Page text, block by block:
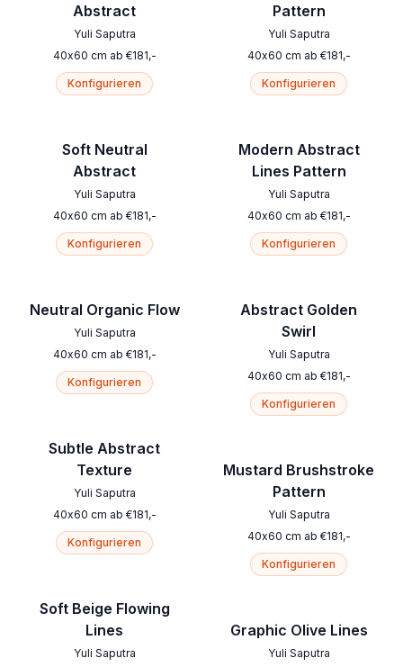
Abstract
Yuli Saputra
40x60 cm ab €181,-
Konfigurieren
Soft Neutral
Abstract
Yuli Saputra
40x60 cm ab €181,-
Konfigurieren
Neutral Organic Flow
Yuli Saputra
40x60 cm ab €181,-
Konfigurieren
Subtle Abstract
Texture
Yuli Saputra
40x60 cm ab €181,-
Konfigurieren
Soft Beige Flowing
Lines
Yuli Saputra
Pattern
Yuli Saputra
40x60 cm ab €181,-
Konfigurieren
Modern Abstract
Lines Pattern
Yuli Saputra
40x60 cm ab €181,-
Konfigurieren
Abstract Golden
Swirl
Yuli Saputra
40x60 cm ab €181,-
Konfigurieren
Mustard Brushstroke
Pattern
Yuli Saputra
40x60 cm ab €181,-
Konfigurieren
Graphic Olive Lines
Yuli Saputra